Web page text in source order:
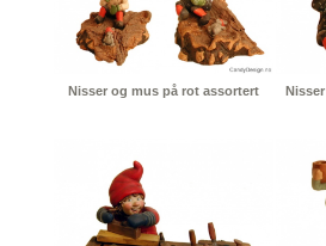
Nisser og mus på rot assortert